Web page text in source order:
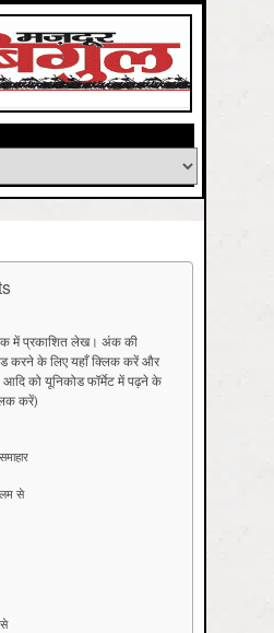
में प्रकाशित लेख। अंक की
करने के लिए यहाँ क्लिक करें और
को यूनिकोड फॉर्मेट में पढ़ने के
करें)
से